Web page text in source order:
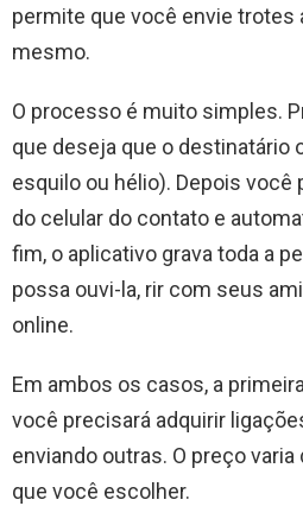
permite que você envie trotes
mesmo.
O processo é muito simples.
que deseja que o destinatário
esquilo ou hélio). Depois você
do celular do contato e
fim, o aplicativo grava toda a
possa ouvi-la, rir com seus
online.
Em ambos os casos, a
você precisará adquirir
enviando outras. O preço
que você escolher.